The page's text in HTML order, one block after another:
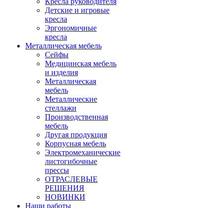
Детские и игровые
кресла
Эргономичные
кресла
Металлическая мебель
Сейфы
Медицинская мебель
и изделия
Металлическая
мебель
Металлические
стеллажи
Производственная
мебель
Другая продукция
Корпусная мебель
Электромеханические
листогибочные
прессы
ОТРАСЛЕВЫЕ
РЕШЕНИЯ
НОВИНКИ
Наши работы